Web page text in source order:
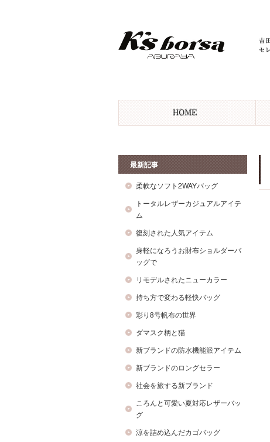
最新記事
柔軟なソフト2WAYバッグ
トータルレザーカジュアルアイテ
ム
復刻された人気アイテム
身軽になろうお財布ショルダーバ
ッグで
リモデルされたニューカラー
持ち方で変わる軽快バッグ
彩り8号帆布の世界
ダマスク柄と猫
新ブランドの防水機能派アイテム
新ブランドのロングセラー
社会を旅する新ブランド
ころんと可愛い夏対応レザーバッ
グ
涼を詰め込んだカゴバッグ